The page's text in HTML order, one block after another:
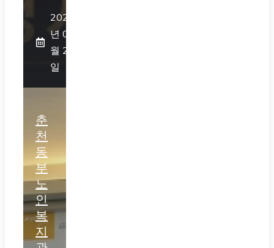
2026
년 07
월 25
일
춘
천
동
부
노
인
복
지